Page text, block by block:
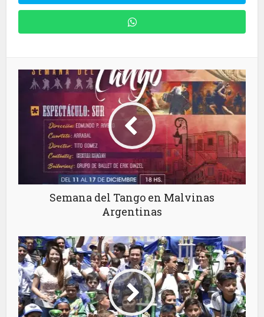
Semana del Tango en Malvinas
Argentinas